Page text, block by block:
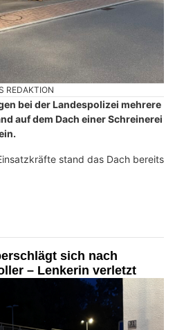
REDAKTION
bei der Landespolizei mehrere
auf dem Dach einer Schreinerei
stand das Dach bereits
sich nach
– Lenkerin verletzt